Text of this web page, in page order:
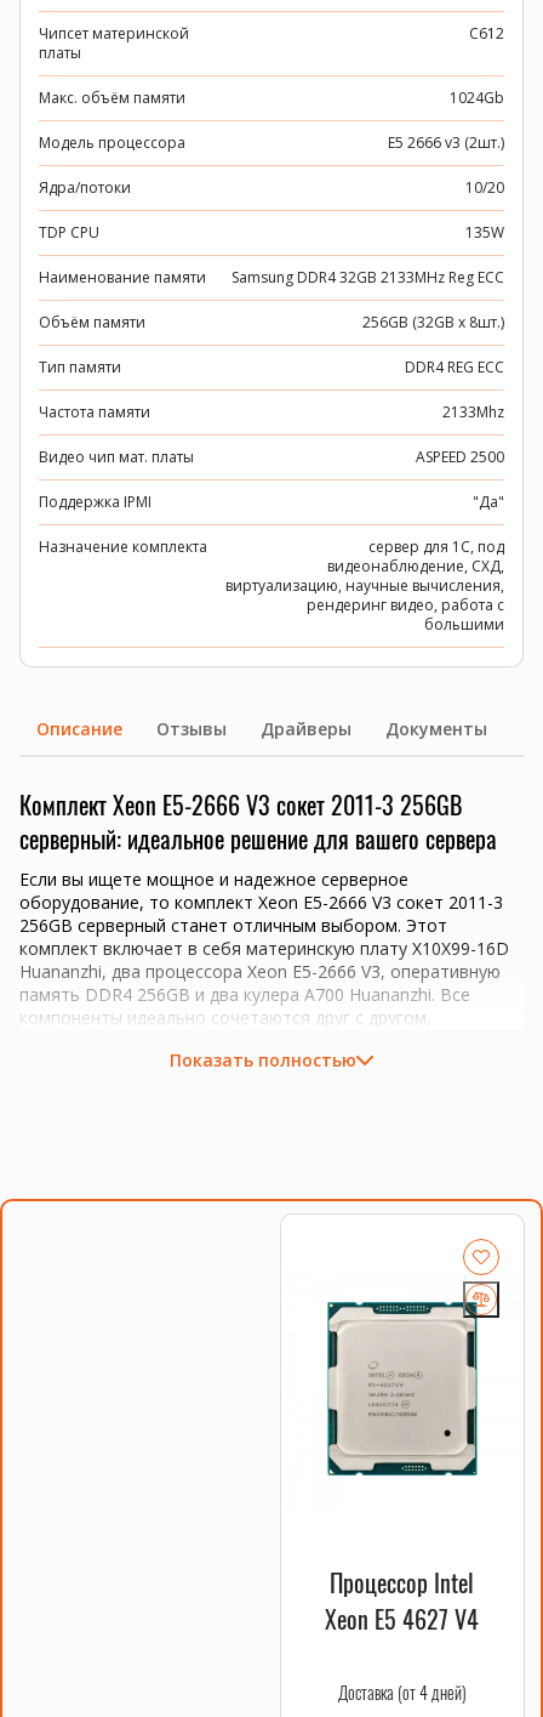
Чипсет материнской
платы
C612
Макс. объём памяти 1024Gb
Модель процессора E5 2666 v3 (2шт.)
Ядра/потоки 10/20
TDP CPU 135W
Наименование памяти Samsung DDR4 32GB 2133MHz Reg ECC
Объём памяти 256GB (32GB x 8шт.)
Тип памяти DDR4 REG ECC
Частота памяти 2133Mhz
Видео чип мат. платы ASPEED 2500
Поддержка IPMI "Да"
Назначение комплекта
сервер для 1C, под
видеонаблюдение, СХД,
виртуализацию, научные вычисления,
рендеринг видео, работа с
большими
Описание Отзывы Драйверы Документы
Комплект Xeon E5-2666 V3 сокет 2011-3 256GB
серверный: идеальное решение для вашего сервера
Если вы ищете мощное и надежное серверное
оборудование, то комплект Xeon E5-2666 V3 сокет 2011-3
256GB серверный станет отличным выбором. Этот
комплект включает в себя материнскую плату X10X99-16D
Huananzhi, два процессора Xeon E5-2666 V3, оперативную
память DDR4 256GB и два кулера A700 Huananzhi. Все
компоненты идеально сочетаются друг с другом,
Поддержка процессоров Intel Xeon, 8
слотов для оперативной памяти DDR4,
поддержка до 256GB RAM, сокет 2011-3
10 ядер, тактовая частота 2.9GHz,
поддержка многопоточности, высокая
производительность
Тип памяти: DDR4 ECC REG, частота
Надежное охлаждение всех
компонентов системы
Показать полностью
Процессор Intel
Xeon E5 4627 V4
Доставка (от 4 дней)